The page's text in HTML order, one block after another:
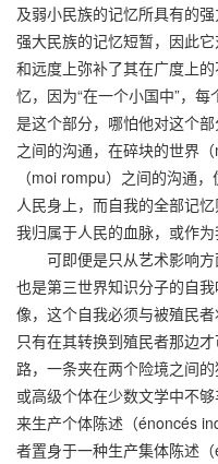
及弱小民族的记忆所具有的
强大民族的记忆短暂，因此
和远度上弥补了其在广度上
忆，因为“在一个小国中”，
是这个部分，哪怕他对这个
之间的沟通，在碎块的世界
（moi rompu）之间的沟通
人民身上，而自我的全部记
我归属于人民的血脉，或
可即便是只从艺术影响方
也是第三世界知识分子的自
像，这个自我必须与被殖民
只有在其转换到殖民者那边
路，一条夹在两个险境之间
或高级个体在少数文学中不
来生产个体陈述（énoncés
者置身于一种生产集体陈述